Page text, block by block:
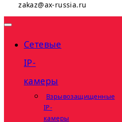
zakaz@ax-russia.ru
Сетевые
IP-
камеры
Взрывозащищенные
IP-
камеры